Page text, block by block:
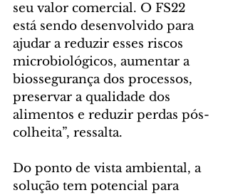
seu valor comercial. O FS22
está sendo desenvolvido para
ajudar a reduzir esses riscos
microbiológicos, aumentar a
biossegurança dos processos,
preservar a qualidade dos
alimentos e reduzir perdas pós-
colheita”, ressalta.
Do ponto de vista ambiental, a
solução tem potencial para